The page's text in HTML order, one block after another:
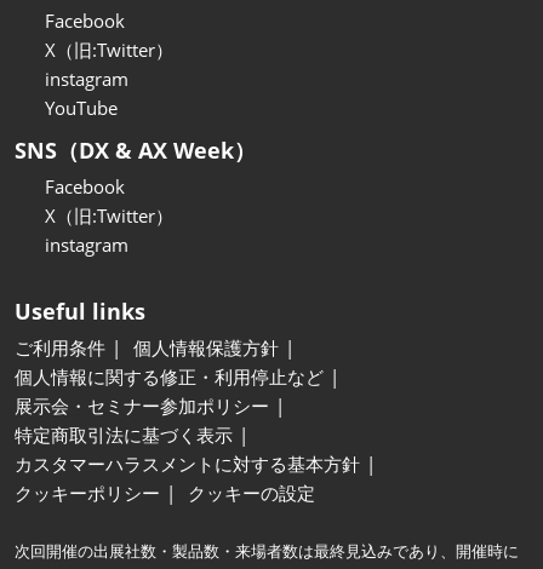
Facebook
X（旧:Twitter）
instagram
YouTube
SNS（DX & AX Week）
Facebook
X（旧:Twitter）
instagram
Useful links
ご利用条件
個人情報保護方針
個人情報に関する修正・利用停止など
展示会・セミナー参加ポリシー
特定商取引法に基づく表示
カスタマーハラスメントに対する基本方針
クッキーポリシー
クッキーの設定
次回開催の出展社数・製品数・来場者数は最終見込みであり、開催時に